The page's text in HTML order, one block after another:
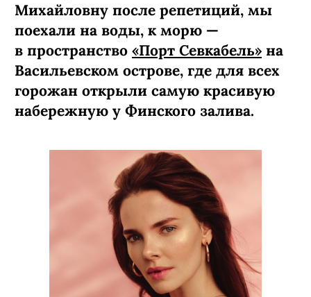
Михайловну после репетиций, мы
поехали на воды, к морю —
в пространство «Порт Севкабель» на
Васильевском острове, где для всех
горожан открыли самую красивую
набережную у Финского залива.